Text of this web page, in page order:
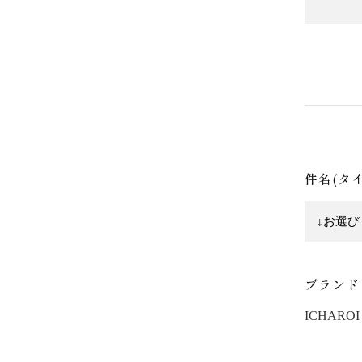
件名(タ
ブランド
ICHAROI